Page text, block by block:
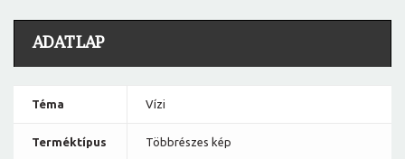
ADATLAP
Téma Vízi
Terméktípus Többrészes kép